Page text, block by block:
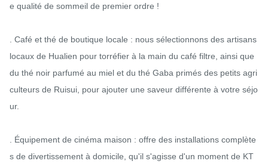
e qualité de sommeil de premier ordre !
. Café et thé de boutique locale : nous sélectionnons des artisans
locaux de Hualien pour torréfier à la main du café filtre, ainsi que
du thé noir parfumé au miel et du thé Gaba primés des petits agri
culteurs de Ruisui, pour ajouter une saveur différente à votre séjo
ur.
. Équipement de cinéma maison : offre des installations complète
s de divertissement à domicile, qu'il s'agisse d'un moment de KT